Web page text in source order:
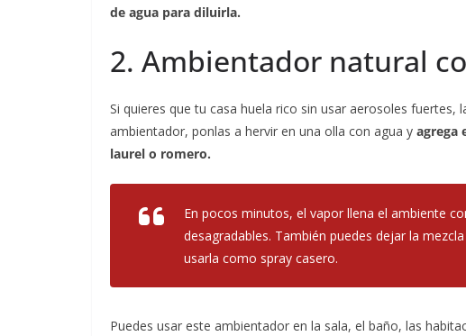
de agua para diluirla.
2. Ambientador natural
Si quieres que tu casa huela rico sin usar aerosoles
ambientador, ponlas a hervir en una olla con agua y agrega
laurel o romero.
En pocos minutos, el vapor llena el ambiente
desagradables. También puedes dejar la
usarla como spray casero.
Puedes usar este ambientador en la sala, el baño, las